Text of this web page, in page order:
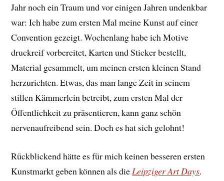
Jahr noch ein Traum und vor einigen Jahren undenkbar
war: Ich habe zum ersten Mal meine Kunst auf einer
Convention gezeigt. Wochenlang habe ich Motive
druckreif vorbereitet, Karten und Sticker bestellt,
Material gesammelt, um meinen ersten kleinen Stand
herzurichten. Etwas, das man lange Zeit in seinem
stillen Kämmerlein betreibt, zum ersten Mal der
Öffentlichkeit zu präsentieren, kann ganz schön
nervenaufreibend sein. Doch es hat sich gelohnt!
Rückblickend hätte es für mich keinen besseren ersten
Kunstmarkt geben können als dieLeipziger Art Days.